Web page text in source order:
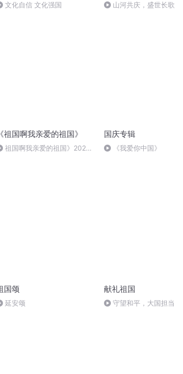
文化自信 文化强国 山河共庆，盛世长歌
《祖国啊我亲爱的祖国》
祖国啊我亲爱的祖国》2022
国庆专辑
《我爱你中国》
国颂
延安颂
献礼祖国
守望和平，大国担当